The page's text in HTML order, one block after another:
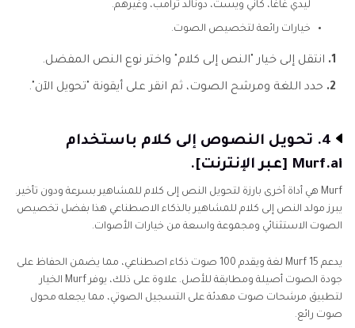
ليدي غاغا، كاني ويست، دونالد ترامب، وغيرهم.
خيارات رائعة لتخصيص الصوت.
1. انتقل إلى خيار "النص إلى كلام" واختر نوع النص المفضل.
2. حدد اللغة ومرشح الصوت، ثم انقر على أيقونة "تحويل الآن".
4. تحويل النصوص إلى كلام باستخدام
Murf.ai [عبر الإنترنت].
Murf هي أداة أخرى بارزة لتحويل النص إلى كلام للمشاهير بسرعة ودون تأخير.
يبرز مولد النص إلى كلام للمشاهير بالذكاء الاصطناعي هذا بفضل تخصيص
الصوت الاستثنائي ومجموعة واسعة من خيارات الأصوات.
يدعم Murf 15 لغة ويقدم 100 صوت ذكاء اصطناعي، مما يضمن الحفاظ على
جودة الصوت أصيلة ومطابقة للأصل. علاوة على ذلك، يوفر Murf الخيار
لتطبيق مرشحات صوت مهدئة على التسجيل الصوتي، مما يجعله محول
صوت رائع.